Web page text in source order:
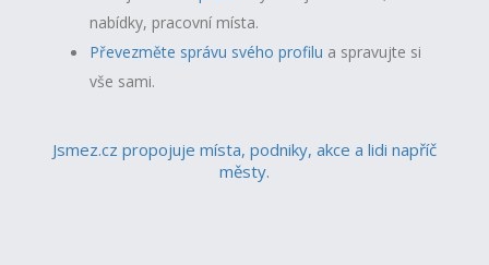
nabídky, pracovní místa.
Převezměte správu svého profilu a spravujte si
vše sami.
Jsmez.cz propojuje místa, podniky, akce a lidi napříč
městy.